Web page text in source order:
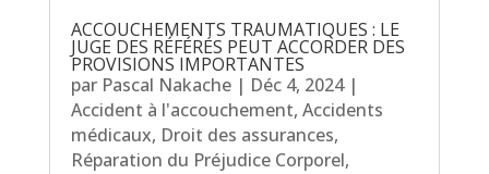
ACCOUCHEMENTS TRAUMATIQUES : LE
JUGE DES RÉFÉRÉS PEUT ACCORDER DES
PROVISIONS IMPORTANTES
par Pascal Nakache| Déc 4, 2024|
Accident à l'accouchement, Accidents
médicaux, Droit des assurances,
Réparation du Préjudice Corporel,